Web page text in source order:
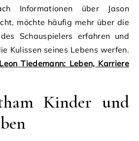
Informationen über Jason
möchte häufig mehr über die
Schauspielers erfahren und
Kulissen seines Lebens werfen.
Tiedemann: Leben, Karriere
Kinder und